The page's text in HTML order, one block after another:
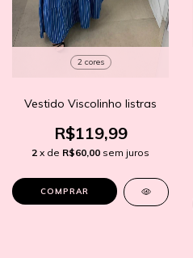
2 cores
Vestido Viscolinho listras
R$119,99
2 x de R$60,00 sem juros
COMPRAR